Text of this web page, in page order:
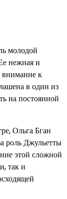
молодой
нежная и
внимание к
в один из
на постоянной
Ольга Бган
роль Джульетты
этой сложной
так и